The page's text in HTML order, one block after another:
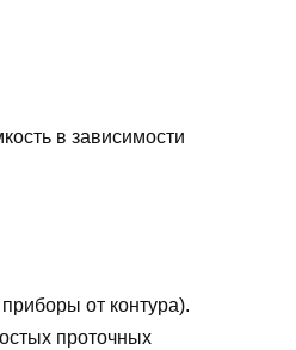
в зависимости
от контура).
проточных